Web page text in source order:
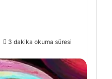
3 dakika okuma süresi